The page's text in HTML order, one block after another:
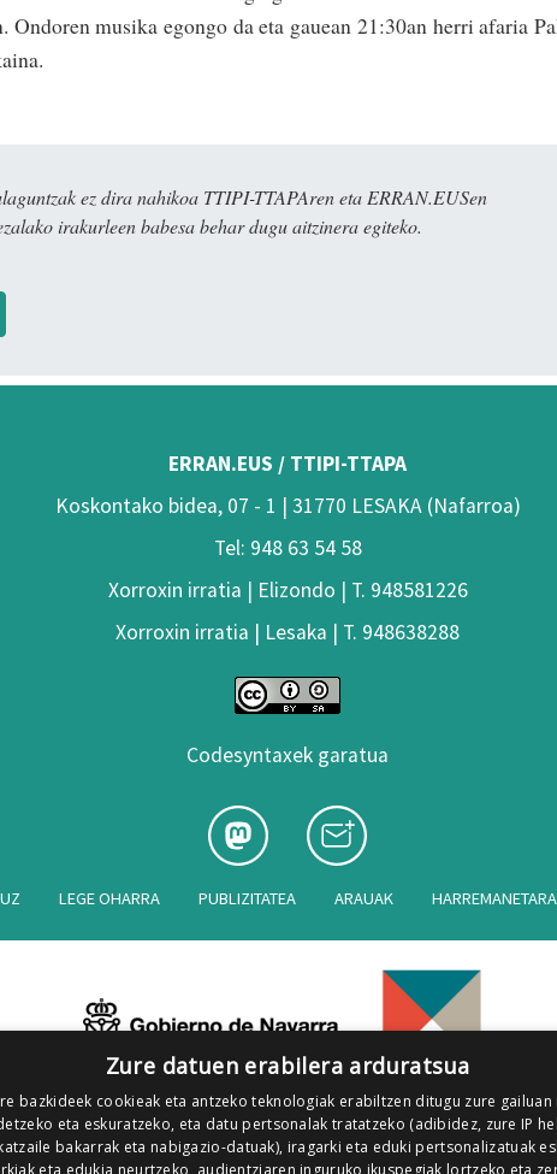
Ondoren musika egongo da eta gauean 21:30an herri afaria
ez dira nahikoa TTIPI-TTAPAren eta ERRAN.EUSen
irakurleen babesa behar dugu aitzinera egiteko.
ERRAN.EUS / TTIPI-TTAPA
Koskontako bidea, 07 - 1 | 31770 LESAKA (Nafarroa)
Tel: 948 63 54 58
Xorroxin irratia | Elizondo | T. 948581226
Xorroxin irratia | Lesaka | T. 948638288
Codesyntaxek garatua
LEGE OHARRA PUBLIZITATEA ARAUAK
Zure datuen erabilera arduratsua
bazkideek cookieak eta antzeko teknologiak erabiltzen ditugu zure
eta eskuratzeko, eta datu pertsonalak tratatzeko (adibidez, zure IP
bakarrak eta nabigazio-datuak), iragarki eta eduki pertsonalizatuak
eta edukia neurtzeko, audientziaren inguruko ikuspegiak lortzeko eta